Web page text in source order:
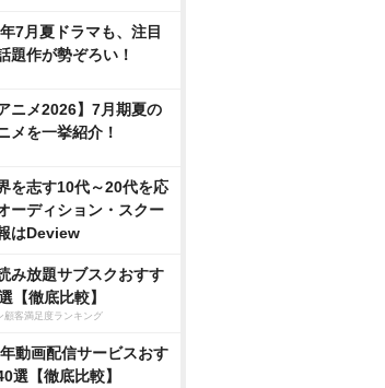
7月夏ドラマも、注目
題作が勢ぞろい！
アニメ2026】7月期夏の
メを一挙紹介！
を志す10代～20代を応
ーディション・スクー
はDeview
み放題サブスクおすす
【徹底比較】
顧客満足度ランキング
動画配信サービスおす
選【徹底比較】